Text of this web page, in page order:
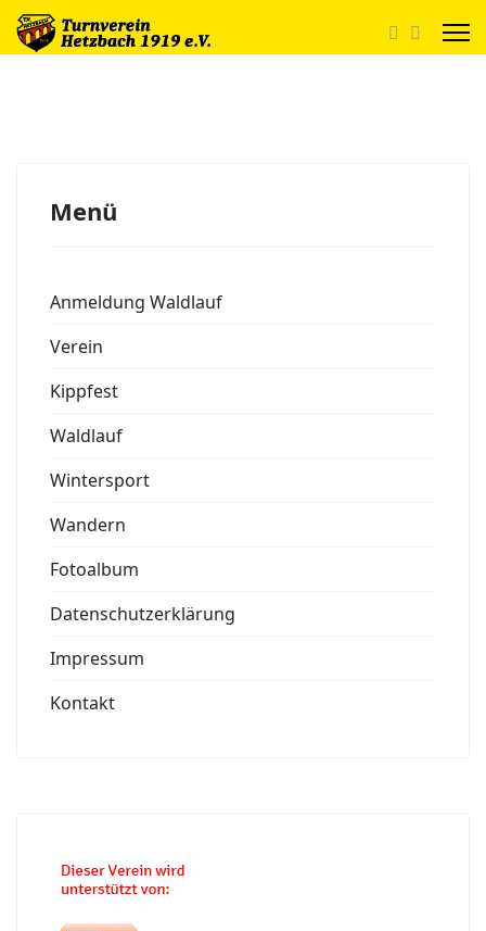
Menü
Anmeldung Waldlauf
Verein
Kippfest
Waldlauf
Wintersport
Wandern
Fotoalbum
Datenschutzerklärung
Impressum
Kontakt